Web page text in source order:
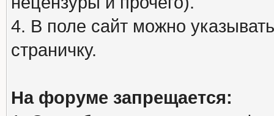
4. В поле сайт можно
страничку.
На форуме запрещается: